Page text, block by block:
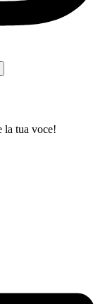
la tua voce!